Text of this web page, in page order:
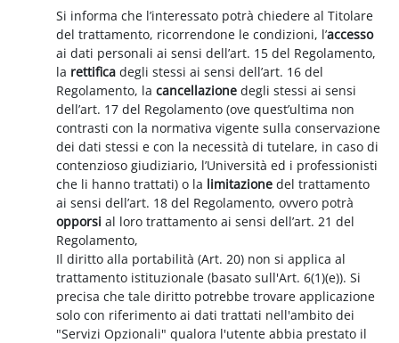
Si informa che l’interessato potrà chiedere al Titolare
del trattamento, ricorrendone le condizioni, l’accesso
ai dati personali ai sensi dell’art. 15 del Regolamento,
la rettificadegli stessi ai sensi dell’art. 16 del
Regolamento, lacancellazione degli stessi ai sensi
dell’art. 17 del Regolamento (ove quest’ultima non
contrasti con la normativa vigente sulla conservazione
dei dati stessi e con la necessità di tutelare, in caso di
contenzioso giudiziario, l’Università ed i professionisti
che li hanno trattati) o la limitazione del trattamento
ai sensi dell’art. 18 del Regolamento, ovvero potrà
opporsi al loro trattamento ai sensi dell’art. 21 del
Regolamento,
Il diritto alla portabilità (Art. 20) non si applica al
trattamento istituzionale (basato sull'Art. 6(1)(e)). Si
precisa che tale diritto potrebbe trovare applicazione
solo con riferimento ai dati trattati nell'ambito dei
"Servizi Opzionali" qualora l'utente abbia prestato il